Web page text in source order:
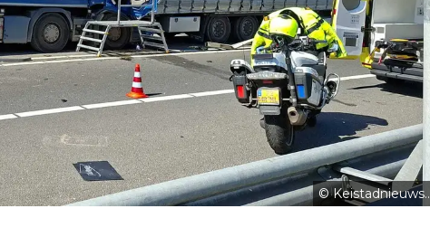
© Keistadnieuws..